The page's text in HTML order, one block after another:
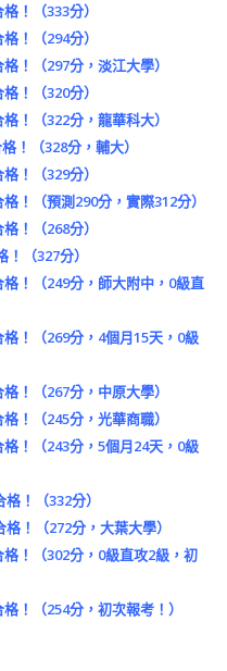
！（333分）
！（294分）
！（297分，淡江大學）
！（320分）
！（322分，龍華科大）
！（328分，輔大）
！（329分）
！（預測290分，實際312分）
！（268分）
（327分）
！（249分，師大附中，0級直
！（269分，4個月15天，0級
！（267分，中原大學）
！（245分，光華商職）
！（243分，5個月24天，0級
！（332分）
！（272分，大葉大學）
！（302分，0級直攻2級，初
！（254分，初次報考！）